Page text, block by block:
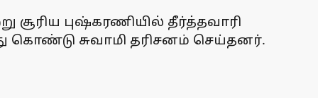
புஷ்கரணியில் தீர்த்தவாரி
கொண்டு சுவாமி தரிசனம் செய்தனர்.